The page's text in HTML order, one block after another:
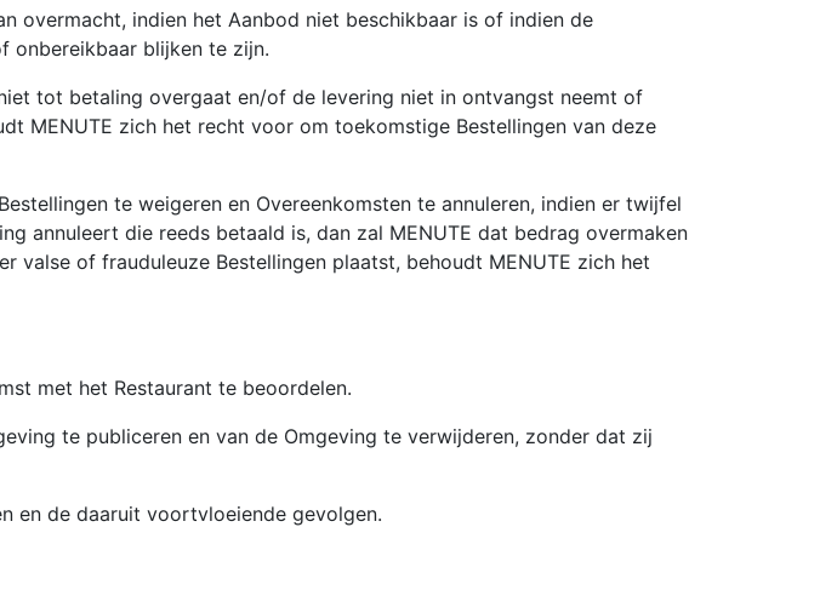
overmacht, indien het Aanbod niet beschikbaar is of indien de
onbereikbaar blijken te zijn.
tot betaling overgaat en/of de levering niet in ontvangst neemt of
MENUTE zich het recht voor om toekomstige Bestellingen van deze
te weigeren en Overeenkomsten te annuleren, indien er twijfel
annuleert die reeds betaald is, dan zal MENUTE dat bedrag overmaken
valse of frauduleuze Bestellingen plaatst, behoudt MENUTE zich het
met het Restaurant te beoordelen.
te publiceren en van de Omgeving te verwijderen, zonder dat zij
en de daaruit voortvloeiende gevolgen.